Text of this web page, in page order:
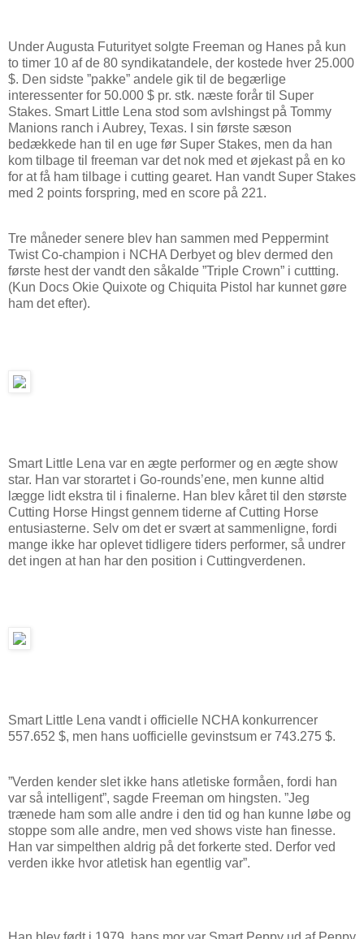
Under Augusta Futurityet solgte Freeman og Hanes på kun
to timer 10 af de 80 syndikatandele, der kostede hver 25.000
$. Den sidste ”pakke” andele gik til de begærlige
interessenter for 50.000 $ pr. stk. næste forår til Super
Stakes. Smart Little Lena stod som avlshingst på Tommy
Manions ranch i Aubrey, Texas. I sin første sæson
bedækkede han til en uge før Super Stakes, men da han
kom tilbage til freeman var det nok med et øjekast på en ko
for at få ham tilbage i cutting gearet. Han vandt Super Stakes
med 2 points forspring, med en score på 221.
Tre måneder senere blev han sammen med Peppermint
Twist Co-champion i NCHA Derbyet og blev dermed den
første hest der vandt den såkalde ”Triple Crown” i cuttting.
(Kun Docs Okie Quixote og Chiquita Pistol har kunnet gøre
ham det efter).
Smart Little Lena var en ægte performer og en ægte show
star. Han var storartet i Go-rounds’ene, men kunne altid
lægge lidt ekstra til i finalerne. Han blev kåret til den største
Cutting Horse Hingst gennem tiderne af Cutting Horse
entusiasterne. Selv om det er svært at sammenligne, fordi
mange ikke har oplevet tidligere tiders performer, så undrer
det ingen at han har den position i Cuttingverdenen.
Smart Little Lena vandt i officielle NCHA konkurrencer
557.652 $, men hans uofficielle gevinstsum er 743.275 $.
”Verden kender slet ikke hans atletiske formåen, fordi han
var så intelligent”, sagde Freeman om hingsten. ”Jeg
trænede ham som alle andre i den tid og han kunne løbe og
stoppe som alle andre, men ved shows viste han finesse.
Han var simpelthen aldrig på det forkerte sted. Derfor ved
verden ikke hvor atletisk han egentlig var”.